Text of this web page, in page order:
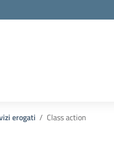
erogati Class action